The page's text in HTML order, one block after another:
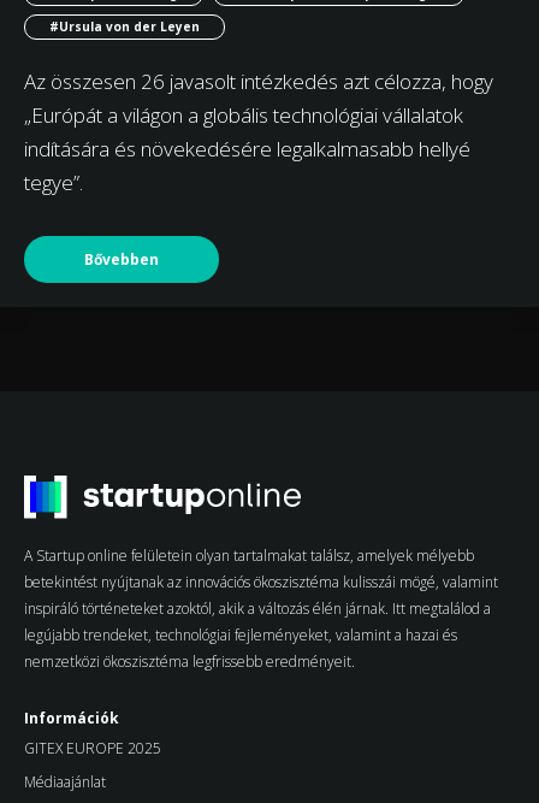
#Ursula von der Leyen
Az összesen 26 javasolt intézkedés azt célozza, hogy
„Európát a világon a globális technológiai vállalatok
indítására és növekedésére legalkalmasabb hellyé
tegye”.
Bővebben
A Startup online felületein olyan tartalmakat találsz, amelyek mélyebb
betekintést nyújtanak az innovációs ökoszisztéma kulisszái mögé, valamint
inspiráló történeteket azoktól, akik a változás élén járnak. Itt megtalálod a
legújabb trendeket, technológiai fejleményeket, valamint a hazai és
nemzetközi ökoszisztéma legfrissebb eredményeit.
Információk
GITEX EUROPE 2025
Médiaajánlat